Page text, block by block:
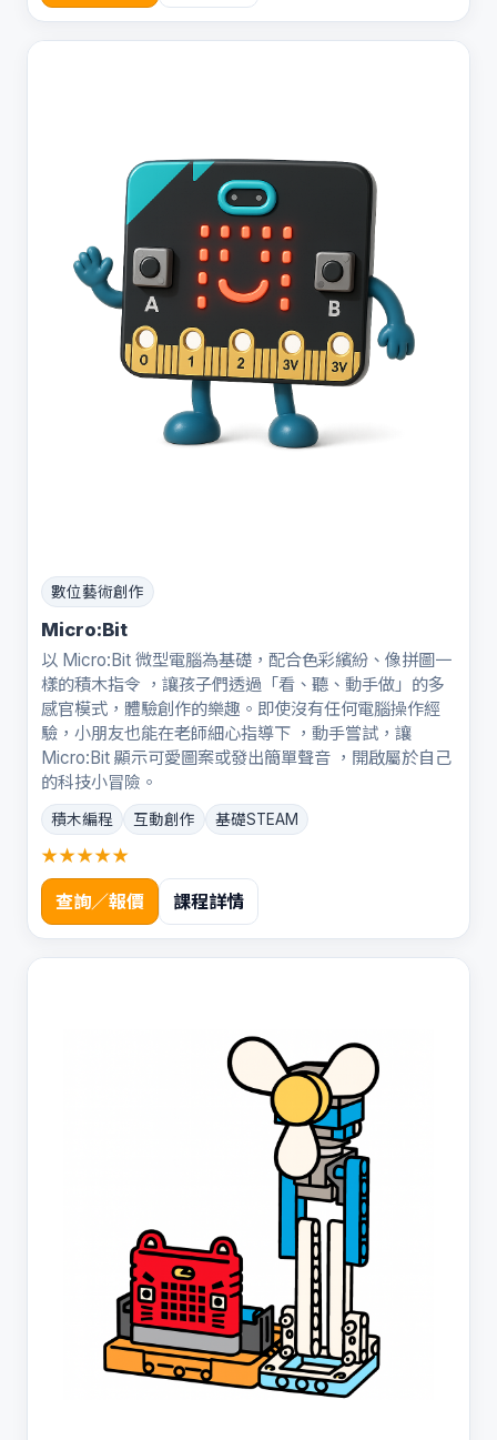
數位藝術創作
Micro:Bit
以 Micro:Bit 微型電腦為基礎，配合色彩繽紛、像拼圖一
樣的積木指令 ，讓孩子們透過「看、聽、動手做」的多
感官模式，體驗創作的樂趣。即使沒有任何電腦操作經
驗，小朋友也能在老師細心指導下 ，動手嘗試，讓
Micro:Bit 顯示可愛圖案或發出簡單聲音 ，開啟屬於自己
的科技小冒險。
積木編程 互動創作 基礎STEAM
★★★★★
查詢／報價 課程詳情